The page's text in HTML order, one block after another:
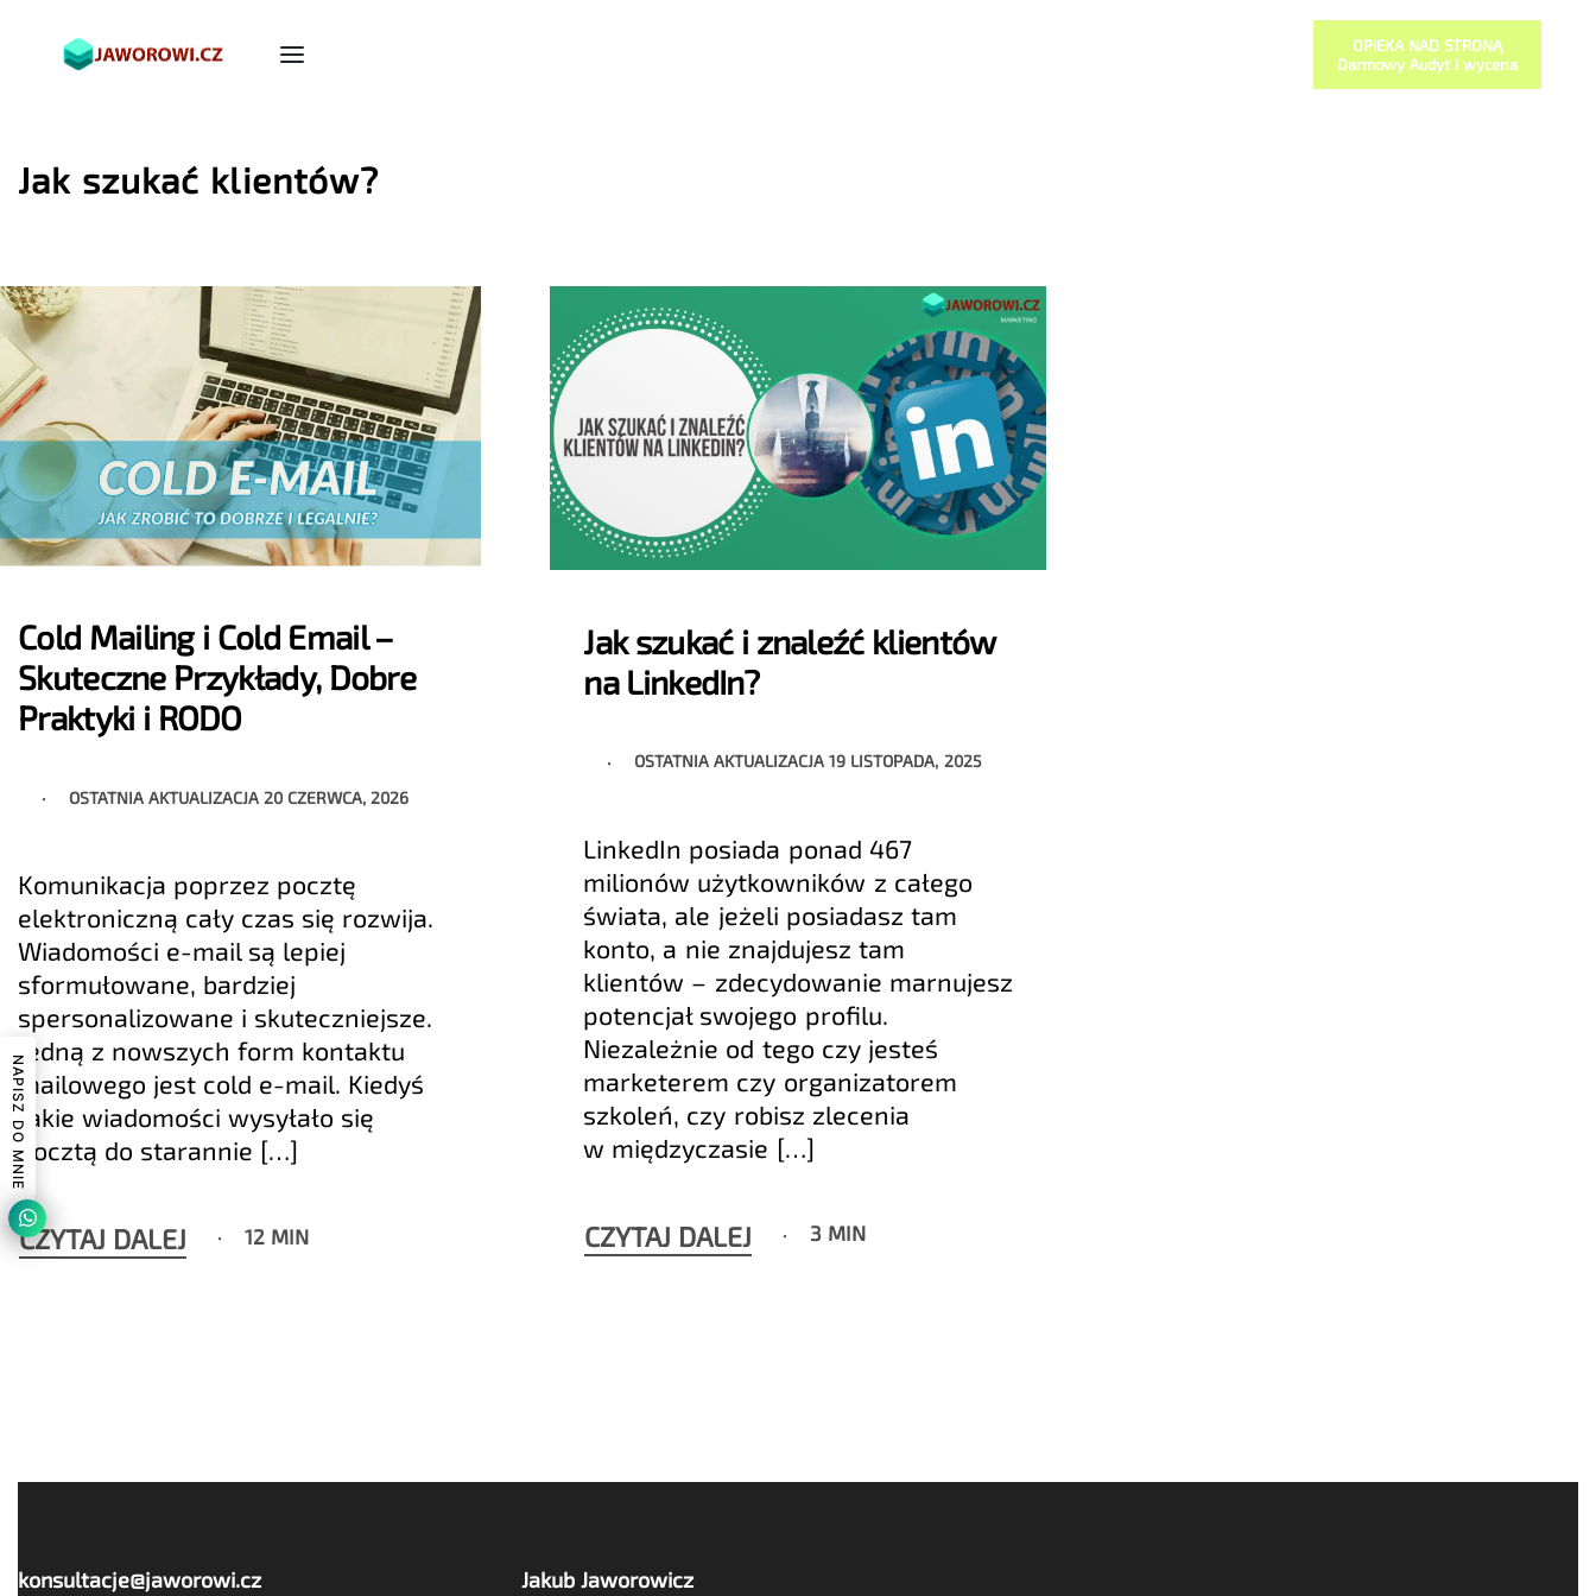
OPIEKA NAD STRONĄ
Darmowy Audyt i wycena
Jak szukać klientów?
Cold Mailing i Cold Email –
Skuteczne Przykłady, Dobre
Praktyki i RODO
OSTATNIA AKTUALIZACJA 20 CZERWCA, 2026
Komunikacja poprzez pocztę
elektroniczną cały czas się rozwija.
Wiadomości e-mail są lepiej
sformułowane, bardziej
spersonalizowane i skuteczniejsze.
Jedną z nowszych form kontaktu
mailowego jest cold e-mail. Kiedyś
takie wiadomości wysyłało się
pocztą do starannie […]
CZYTAJ DALEJ 12 MIN
Jak szukać i znaleźć klientów
na LinkedIn?
OSTATNIA AKTUALIZACJA19 LISTOPADA, 2025
LinkedIn posiada ponad 467
milionów użytkowników z całego
świata, ale jeżeli posiadasz tam
konto, a nie znajdujesz tam
klientów – zdecydowanie marnujesz
potencjał swojego profilu.
Niezależnie od tego czy jesteś
marketerem czy organizatorem
szkoleń, czy robisz zlecenia
w międzyczasie […]
CZYTAJ DALEJ 3 MIN
konsultacje@jaworowi.cz Jakub Jaworowicz
NAPISZ DO MNIE